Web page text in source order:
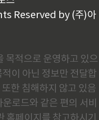
70세가 넘어
Reserved by (주)아
목적으로 운영하고 있으
이 아닌 정보만 전달합
한 침해하지 않고 있음
로드와 같은 편의 서비